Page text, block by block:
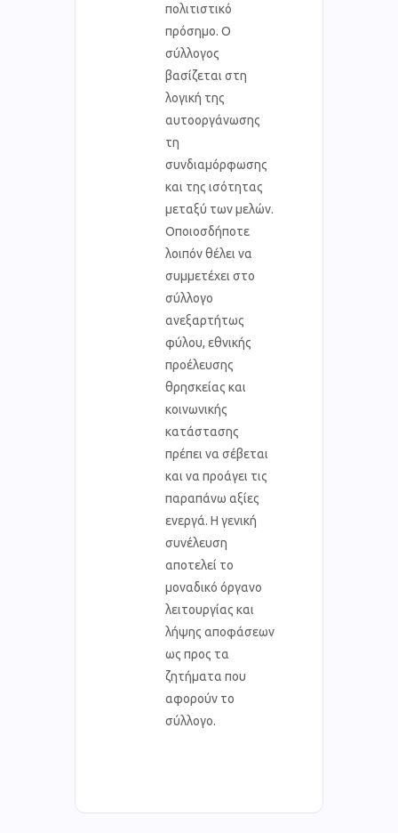
πολιτιστικό
πρόσημο. Ο
σύλλογος
βασίζεται στη
λογική της
αυτοοργάνωσης
τη
συνδιαμόρφωσης
και της ισότητας
μεταξύ των μελών.
Οποιοσδήποτε
λοιπόν θέλει να
συμμετέχει στο
σύλλογο
ανεξαρτήτως
φύλου, εθνικής
προέλευσης
θρησκείας και
κοινωνικής
κατάστασης
πρέπει να σέβεται
και να προάγει τις
παραπάνω αξίες
ενεργά. Η γενική
συνέλευση
αποτελεί το
μοναδικό όργανο
λειτουργίας και
λήψης αποφάσεων
ως προς τα
ζητήματα που
αφορούν το
σύλλογο.